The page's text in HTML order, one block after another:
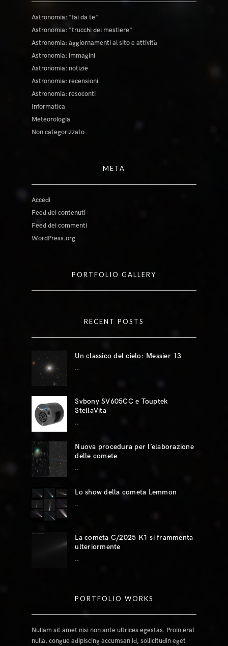
Astronomia: "fai da te"
Astronomia: "trucchi del mestiere"
Astronomia: aggiornamenti al sito e attività
Astronomia: immagini
Astronomia: notizie
Astronomia: recensioni
Astronomia: resoconti
Informatica
Meteorologia
Non categorizzato
META
Accedi
Feed dei contenuti
Feed dei commenti
WordPress.org
PORTFOLIO GALLERY
RECENT POSTS
Un classico del cielo: Messier 13
..
Svbony SV605CC e Touptek
StellaVita
..
Nuova procedura per l’elaborazione
delle comete
..
Lo show della cometa Lemmon
..
La cometa C/2025 K1 si frammenta
ulteriormente
..
PORTFOLIO WORKS
Nullam sit amet nisi non ante ultrices egestas. Proin erat
nulla, congue adipiscing accumsan id, sollicitudin eget